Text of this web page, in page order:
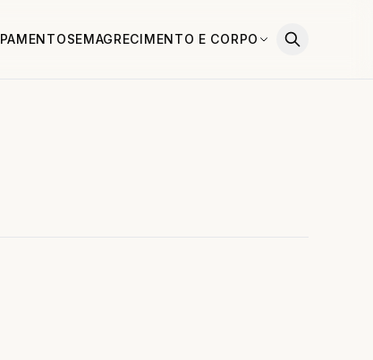
EMAGRECIMENTO E CORPO